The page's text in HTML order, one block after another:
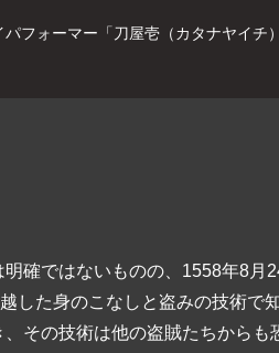
フォーマー「刀屋壱（カタナヤイチ
確ではないものの、1558年8月
した身のこなしと盗みの技術で
その技術は他の盗賊たちからも